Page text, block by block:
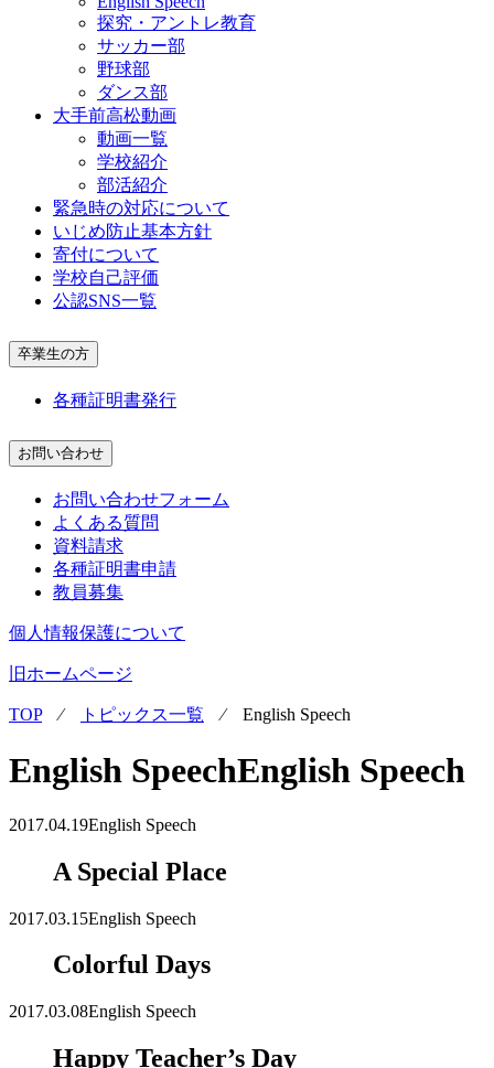
探究・アントレ教育
サッカー部
野球部
ダンス部
大手前高松動画
動画一覧
学校紹介
部活紹介
緊急時の対応について
いじめ防止基本方針
寄付について
学校自己評価
公認SNS一覧
卒業生の方
各種証明書発行
お問い合わせ
お問い合わせフォーム
よくある質問
資料請求
各種証明書申請
教員募集
個人情報保護について
旧ホームページ
TOP⁄ トピックス一覧 ⁄ English Speech
English SpeechEnglish Speech
2017.04.19English Speech
A Special Place
2017.03.15English Speech
Colorful Days
2017.03.08English Speech
Happy Teacher’s Day